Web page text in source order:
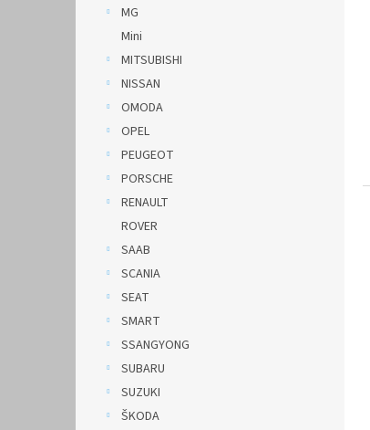
MG
Mini
MITSUBISHI
NISSAN
OMODA
OPEL
PEUGEOT
PORSCHE
RENAULT
ROVER
SAAB
SCANIA
SEAT
SMART
SSANGYONG
SUBARU
SUZUKI
ŠKODA